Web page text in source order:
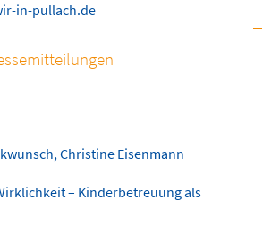
in-pullach.de
Christine Eisenmann
– Kinderbetreuung als